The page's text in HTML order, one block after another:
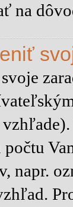
na
počtu
napr.